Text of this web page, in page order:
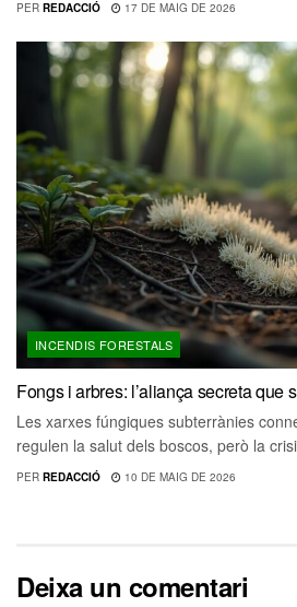
PER REDACCIÓ 17 DE MAIG DE 2026
INCENDIS FORESTALS
Fongs i arbres: l’aliança secreta que
Les xarxes fúngiques subterrànies
regulen la salut dels boscos, però la
PER REDACCIÓ 10 DE MAIG DE 2026
Deixa un comentari